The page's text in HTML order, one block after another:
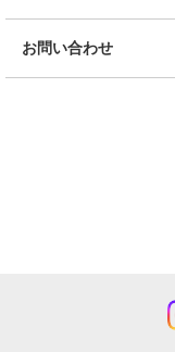
お問い合わせ